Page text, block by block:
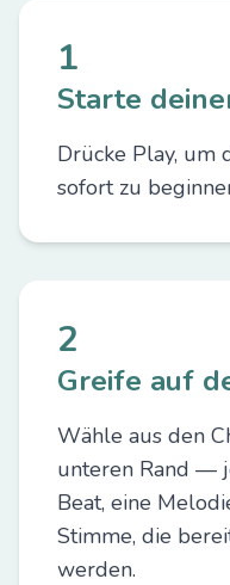
1
Starte
Drücke Play, um
sofort zu
2
Greife auf
Wähle aus den
unteren Rand —
Beat, eine
Stimme, die
werden.